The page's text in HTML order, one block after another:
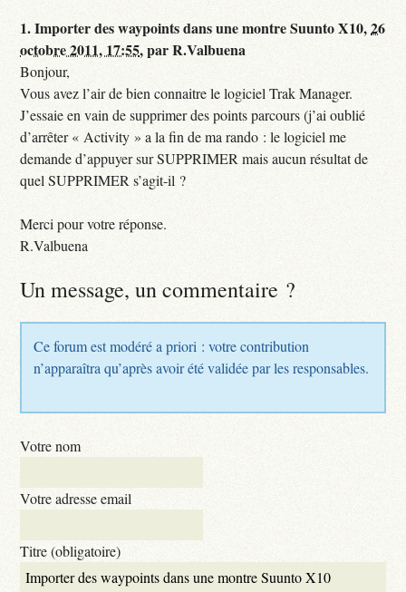
1.Importer des waypoints dans une montre Suunto X10,26
octobre 2011, 17:55,parR.Valbuena
Bonjour,
Vous avez l’air de bien connaitre le logiciel Trak Manager.
J’essaie en vain de supprimer des points parcours (j’ai oublié
d’arrêter « Activity » a la fin de ma rando : le logiciel me
demande d’appuyer sur SUPPRIMER mais aucun résultat de
quel SUPPRIMER s’agit-il ?
Merci pour votre réponse.
R.Valbuena
Un message, un commentaire ?
Ce forum est modéré a priori : votre contribution
n’apparaîtra qu’après avoir été validée par les responsables.
Votre nom
Votre adresse email
Titre (obligatoire)